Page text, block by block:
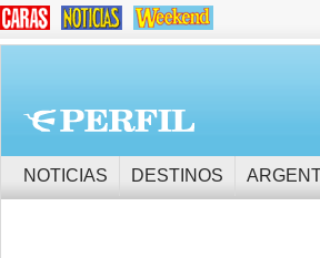
NOTICIAS DESTINOS